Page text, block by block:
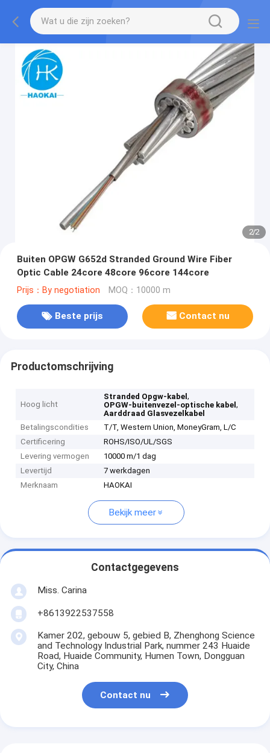
2/2
Buiten OPGW G652d Stranded Ground Wire Fiber
Optic Cable 24core 48core 96core 144core
Prijs：By negotiation MOQ：10000 m
Beste prijs Contact nu
Productomschrijving
Hoog licht
Stranded Opgw-kabel,
OPGW-buitenvezel-optische kabel,
Aarddraad Glasvezelkabel
Betalingscondities
T/T, Western Union, MoneyGram, L/C
Certificering
ROHS/ISO/UL/SGS
Levering vermogen
10000 m/1 dag
Levertijd
7 werkdagen
Merknaam
HAOKAI
Bekijk meer
Contactgegevens
Miss. Carina
+8613922537558
Kamer 202, gebouw 5, gebied B, Zhenghong Science
and Technology Industrial Park, nummer 243 Huaide
Road, Huaide Community, Humen Town, Dongguan
City, China
Contact nu